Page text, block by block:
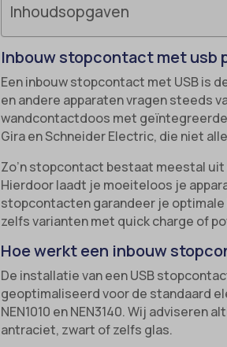
Inhoudsopgaven
Inbouw stopcontact met usb
Een inbouw stopcontact met USB is
en andere apparaten vragen steeds
wandcontactdoos met geïntegreerde
Gira en Schneider Electric, die niet
Zo’n stopcontact bestaat meestal
Hierdoor laadt je moeiteloos je
stopcontacten garandeer je
zelfs varianten met quick charge of
Hoe werkt een inbouw
De installatie van een USB
geoptimaliseerd voor de standaard
NEN1010 en NEN3140. Wij
antraciet, zwart of zelfs glas.